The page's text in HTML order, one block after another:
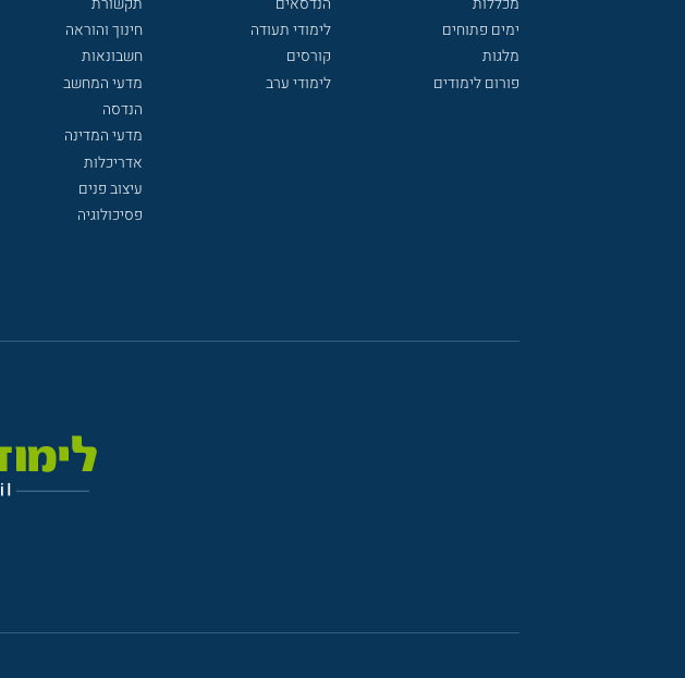
ימים פתוחים
מלגות
פורום לימודים
לימודי תעודה
קורסים
לימודי ערב
חינוך והוראה
חשבונאות
מדעי המחשב
הנדסה
מדעי המדינה
אדריכלות
עיצוב פנים
פסיכולוגיה